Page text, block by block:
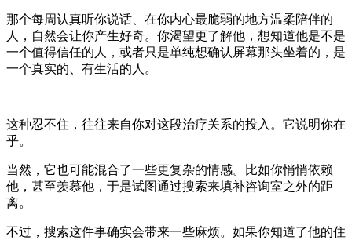
那个每周认真听你说话、在你内心最脆弱的地方温柔陪伴的
人，自然会让你产生好奇。你渴望更了解他，想知道他是不是
一个值得信任的人，或者只是单纯想确认屏幕那头坐着的，是
一个真实的、有生活的人。
这种忍不住，往往来自你对这段治疗关系的投入。它说明你在
乎。
当然，它也可能混合了一些更复杂的情感。比如你悄悄依赖
他，甚至羡慕他，于是试图通过搜索来填补咨询室之外的距
离。
不过，搜索这件事确实会带来一些麻烦。如果你知道了他的住